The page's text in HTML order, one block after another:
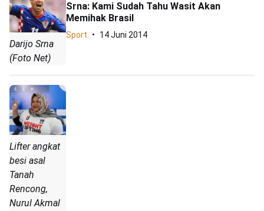
Darijo Srna
(Foto Net)
Srna: Kami Sudah Tahu Wasit Akan
Memihak Brasil
Sport 14 Juni 2014
Lifter angkat
besi asal
Tanah
Rencong,
Nurul Akmal